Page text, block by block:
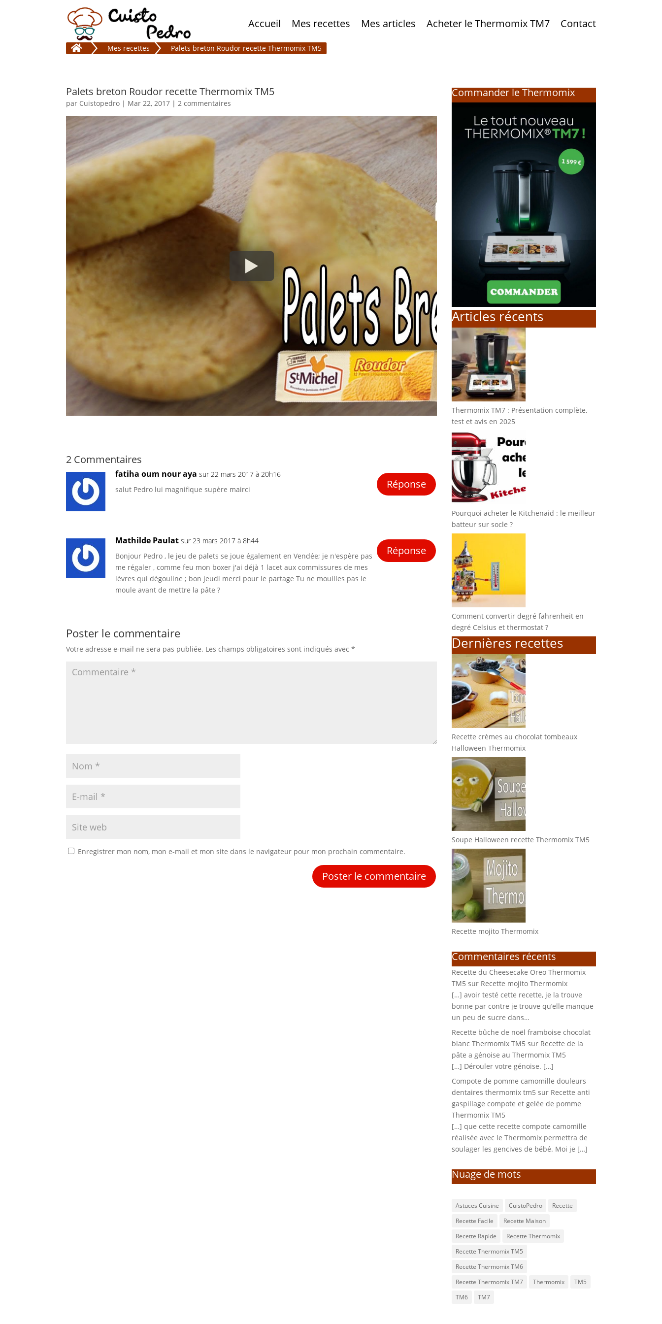
Accueil Mes recettes Mes articles Acheter le Thermomix TM7 Contact
 Mes recettes Palets breton Roudor recette Thermomix TM5
Palets breton Roudor recette Thermomix TM5
par Cuistopedro | Mar 22, 2017 |2 commentaires
2 Commentaires
fatiha oum nour aya sur 22 mars 2017 à 20h16
salut Pedro lui magnifique supère mairci
Réponse
Mathilde Paulat sur 23 mars 2017 à 8h44
Bonjour Pedro , le jeu de palets se joue également en Vendée; je n'espère pas
me régaler , comme feu mon boxer j'ai déjà 1 lacet aux commissures de mes
lèvres qui dégouline ; bon jeudi merci pour le partage Tu ne mouilles pas le
moule avant de mettre la pâte ?
Réponse
Poster le commentaire
Votre adresse e-mail ne sera pas publiée. Les champs obligatoires sont indiqués avec*
Enregistrer mon nom, mon e-mail et mon site dans le navigateur pour mon prochain commentaire.
Commander le Thermomix
Articles récents
Thermomix TM7 : Présentation complète,
test et avis en 2025
Pourquoi acheter le Kitchenaid : le meilleur
batteur sur socle ?
Comment convertir degré fahrenheit en
degré Celsius et thermostat ?
Dernières recettes
Recette crèmes au chocolat tombeaux
Halloween Thermomix
Soupe Halloween recette Thermomix TM5
Recette mojito Thermomix
Commentaires récents
Recette du Cheesecake Oreo Thermomix
TM5 sur Recette mojito Thermomix
[…] avoir testé cette recette, je la trouve
bonne par contre je trouve qu’elle manque
un peu de sucre dans…
Recette bûche de noël framboise chocolat
blanc Thermomix TM5 sur Recette de la
pâte a génoise au Thermomix TM5
[…] Dérouler votre génoise. […]
Compote de pomme camomille douleurs
dentaires thermomix tm5 sur Recette anti
gaspillage compote et gelée de pomme
Thermomix TM5
[…] que cette recette compote camomille
réalisée avec le Thermomix permettra de
soulager les gencives de bébé. Moi je […]
Nuage de mots
Astuces Cuisine CuistoPedro
Recette
Recette Facile
Recette Maison
Recette Rapide
Recette Thermomix
Recette Thermomix TM5
Recette Thermomix TM6
Recette Thermomix TM7
Thermomix
TM5
TM6
TM7